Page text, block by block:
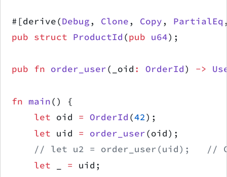
#[derive(Debug, Clone, Copy, PartialEq
pub struct ProductId (pub u64);
pub fn order_user(_oid : OrderId) ->
fn main() {
    let
oid = OrderId (42);
    let
uid = order_user(oid);
// let u2 = order_user(uid);   //
    let
= uid;